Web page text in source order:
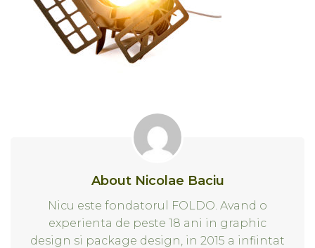
About Nicolae Baciu
Nicu este fondatorul FOLDO. Avand o
experienta de peste 18 ani in graphic
design si package design, in 2015 a infiintat